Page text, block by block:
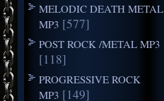
MELODIC DEATH METAL
MP3 [577]
POST ROCK /METAL MP3
[118]
PROGRESSIVE ROCK
MP3 [149]